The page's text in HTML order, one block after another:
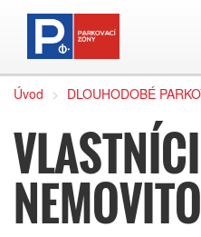
Úvod DLOUHODOBÉ
VLASTNÍCI